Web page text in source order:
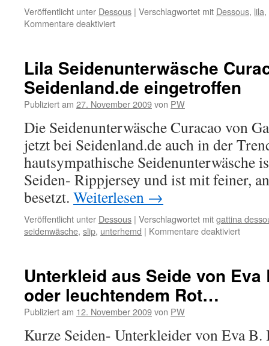
Veröffentlicht unter Dessous | Verschlagwortet mit Dessous, lila,
Kommentare deaktiviertfür
Serena
Lila Seidenunterwäsche
Seidenland.de eingetroffen
Publiziert am 27. November 2009von PW
Die Seidenunterwäsche Curacao von
jetzt bei Seidenland.de auch in der
hautsympathische Seidenunterwäsche
Seiden- Rippjersey und ist mit feiner,
besetzt. Weiterlesen →
Veröffentlicht unter Dessous | Verschlagwortet mitgattina
seidenwäsche, slip, unterhemd | Kommentare deaktiviertfür
bei
Unterkleid aus Seide von
oder leuchtendem Rot…
Publiziert am 12. November 2009von PW
Kurze Seiden- Unterkleider von Eva